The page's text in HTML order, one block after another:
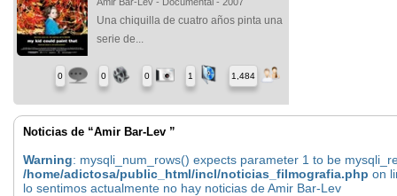
Una chiquilla de cuatro años pinta una
serie de...
0 0 0 1 1,484
Noticias de “Amir Bar-Lev ”
Warning: mysqli_num_rows() expects parameter 1 to be
/home/adictosa/public_html/incl/noticias_filmografia.php on
lo sentimos actualmente no hay noticias de Amir Bar-Lev